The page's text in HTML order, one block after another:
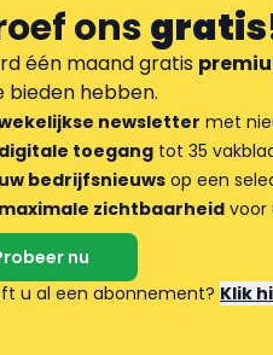
onsgratis
één maand gratis
bieden hebben.
newsletter met
digitale toegang tot 35
uw bedrijfsnieuws op een
maximale zichtbaarheid voor
nu
u al een abonnement? Klik